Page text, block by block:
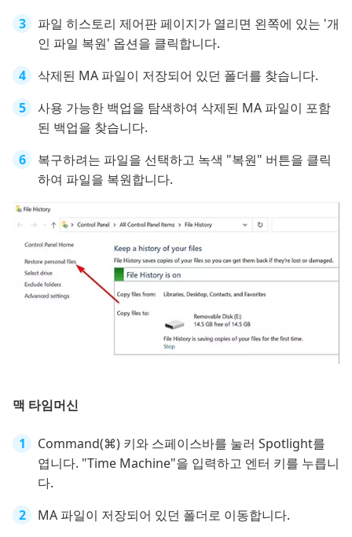
파일 히스토리 제어판 페이지가 열리면 왼쪽에 있는 '개
인 파일 복원' 옵션을 클릭합니다.
삭제된 MA 파일이 저장되어 있던 폴더를 찾습니다.
사용 가능한 백업을 탐색하여 삭제된 MA 파일이 포함
된 백업을 찾습니다.
복구하려는 파일을 선택하고 녹색 "복원" 버튼을 클릭
하여 파일을 복원합니다.
맥 타임머신
Command(⌘) 키와 스페이스바를 눌러 Spotlight를
엽니다. "Time Machine"을 입력하고 엔터 키를 누릅니
다.
MA 파일이 저장되어 있던 폴더로 이동합니다.